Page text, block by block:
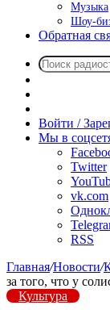
Музыка
Шоу-
Обратная
радио
Войти /
Мы в
Twitter
vk.com
RSS
Главная/Новости/
за того, что у
Культура